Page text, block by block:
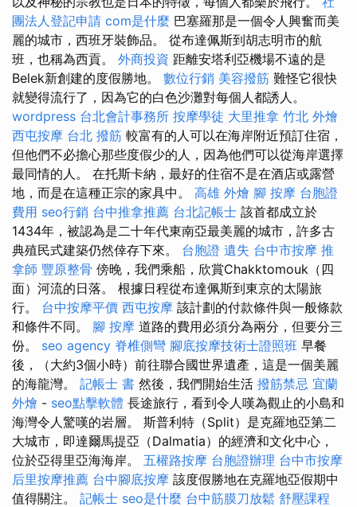
團法人登記申請 com是什麼 巴塞羅那是一個令人興奮而美
麗的城市，西班牙裝飾品。 從布達佩斯到胡志明市的航
班，也稱為西貢。 外商投資 距離安塔利亞機場不遠的是
Belek新創建的度假勝地。 數位行銷 美容撥筋 難怪它很快
就變得流行了，因為它的白色沙灘對每個人都誘人。
wordpress 台北會計事務所 按摩學徒 大里推拿 竹北 外燴
西屯按摩 台北 撥筋 較富有的人可以在海岸附近預訂住宿，
但他們不必擔心那些度假少的人，因為他們可以從海岸選擇
最同情的人。 在托斯卡納，最好的住宿不是在酒店或露營
地，而是在這種正宗的家具中。 高雄 外燴 腳 按摩 台胞證
費用 seo行銷 台中推拿推薦 台北記帳士 該首都成立於
1434年，被認為是二十年代東南亞最美麗的城市，許多古
典殖民式建築仍然倖存下來。 台胞證 遺失 台中市按摩 推
拿師 豐原整骨 傍晚，我們乘船，欣賞Chakktomouk（四
面）河流的日落。 根據日程從布達佩斯到東京的太陽旅
行。 台中按摩平價 西屯按摩 該計劃的付款條件與一般條款
和條件不同。 腳 按摩 道路的費用必須分為兩分，但要分三
份。 seo agency 脊椎側彎 腳底按摩技術士證照班 早餐
後，（大約3個小時）前往聯合國世界遺產，這是一個美麗
的海龍灣。 記帳士 書 然後，我們開始生活 撥筋禁忌 宜蘭
外燴 - seo點擊軟體 長途旅行，看到令人嘆為觀止的小島和
海灣令人驚嘆的岩層。 斯普利特（Split）是克羅地亞第二
大城市，即達爾馬提亞（Dalmatia）的經濟和文化中心，
位於亞得里亞海海岸。 五權路按摩 台胞證辦理 台中市按摩
后里按摩推薦 台中腳底按摩 該度假勝地在克羅地亞假期中
值得關注。 記帳士 seo是什麼 台中筋膜刀放鬆 舒壓課程